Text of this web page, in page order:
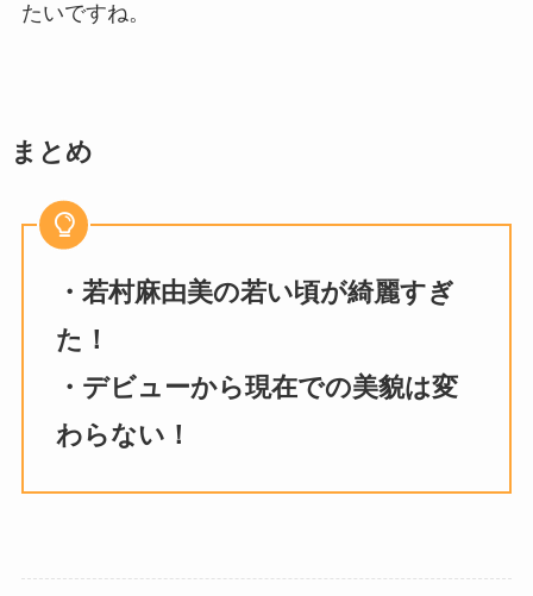
たいですね。
まとめ
・若村麻由美の若い頃が綺麗すぎ
た！
・デビューから現在での美貌は変
わらない！